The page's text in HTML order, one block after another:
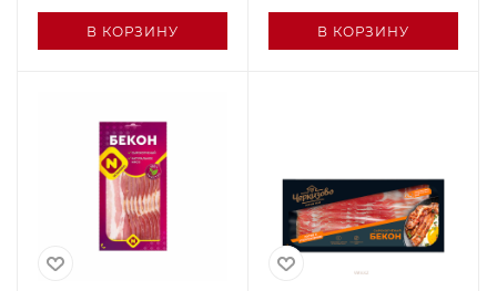
В КОРЗИНУ В КОРЗИНУ